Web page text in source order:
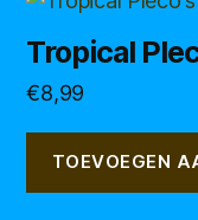
Tropical
€8,99
TOEVOEGEN